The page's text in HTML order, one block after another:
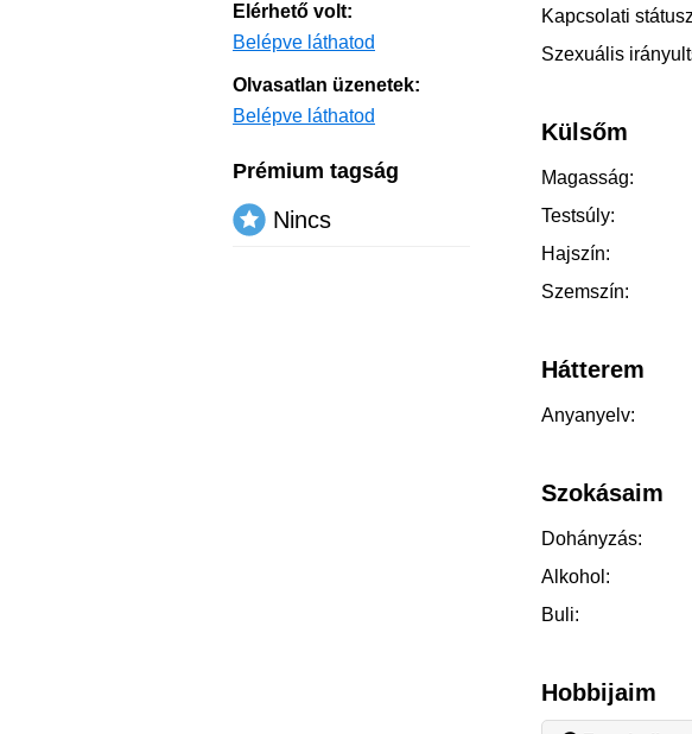
Kapcsolati
Szexuális
Külsőm
Magasság:
Testsúly:
Hajszín:
Szemszín:
Hátterem
Anyanyelv:
Szokásaim
Dohányzás:
Alkohol:
Buli:
Hobbijaim
Elérhető volt:
Belépve láthatod
Olvasatlan üzenetek:
Belépve láthatod
Prémium tagság
Nincs